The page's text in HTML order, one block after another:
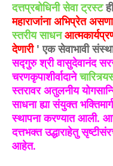
दत्तप्रबोधिनी सेवा ट्रस्ट
महाराजांना अभिप्रेत
स्तरीय साधन
देणारी' एक सेवाभावी
सद्गुरु श्री वासुदेवानंद
चरणकृपाशीर्वादाने
स्तरावर अतुलनीय
साधना ह्या संयुक्त
स्थापना करण्यात आली.
दत्तभक्त उद्धाराहेतु
आहेत.